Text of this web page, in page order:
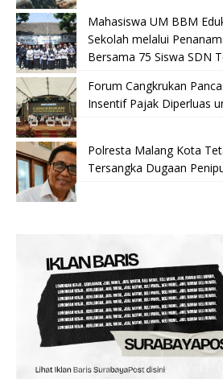
Mahasiswa UM BBM
Sekolah melalui
Bersama 75 Siswa SDN
Forum Cangkrukan
Insentif Pajak Diperluas
Polresta Malang Kota
Tersangka Dugaan